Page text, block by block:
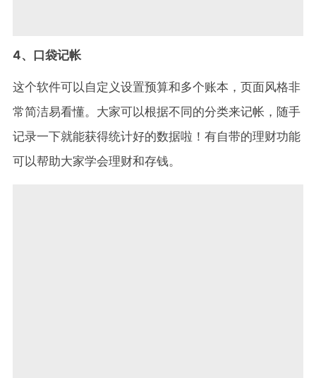
4、口袋记帐
这个软件可以自定义设置预算和多个账本，页面风格非
常简洁易看懂。大家可以根据不同的分类来记帐，随手
记录一下就能获得统计好的数据啦！有自带的理财功能
可以帮助大家学会理财和存钱。